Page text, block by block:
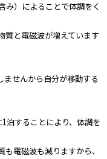
み）によることで体調をく
質と電磁波が増えています
ませんから自分が移動する
泊することにより、体調を
電磁波も減りますから、